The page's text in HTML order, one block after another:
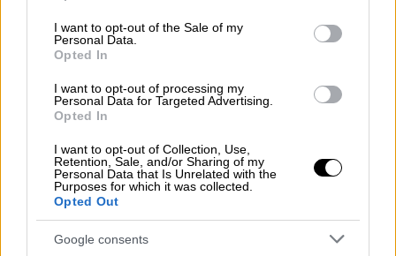
use your data for below specified purposes in below Google
consent section.
I want to opt-out of the Sale of my
Personal Data.
Opted In
I want to opt-out of processing my
Personal Data for Targeted Advertising.
Opted In
I want to opt-out of Collection, Use,
Retention, Sale, and/or Sharing of my
Personal Data that Is Unrelated with the
Purposes for which it was collected.
Opted Out
Google consents
ουρανό της αργεντίνικης πόλης
, κάνουν τον
γύρο του διαδικτύου. Εκεί, καταγράφονται
εκατοντάδες πτηνά να κουρνιάζουν κατά
μήκος των ηλεκτρικών καλωδίων και σε
πυλώνες. Επιπλέον, διακρίνεται η σκιά
άπειρων πτηνών το σούρουπο ενώ
μαζεύονται σε κτίρια και σε μια εκκλησία –
παραπέμποντας ευθέως στο εμβληματικό
θρίλερ του 1963 με την υπογραφή του
Άλφρεντ Χίτσκοκ, «Τα Πουλιά».